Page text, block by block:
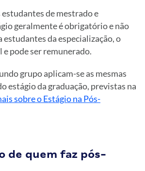
de mestrado e
geralmente é obrigatório e não
estudantes da especialização, o
e pode ser remunerado.
grupo aplicam-se as mesmas
estágio da graduação, previstas na
sobre o Estágio na Pós-
de quem faz pós-